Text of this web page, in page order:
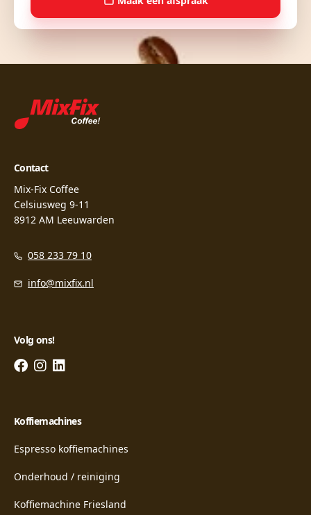
Contact
Mix-Fix Coffee
Celsiusweg 9-11
8912 AM Leeuwarden
058 233 79 10
info@mixfix.nl
Volg ons!
Koffiemachines
Espresso koffiemachines
Onderhoud / reiniging
Koffiemachine Friesland